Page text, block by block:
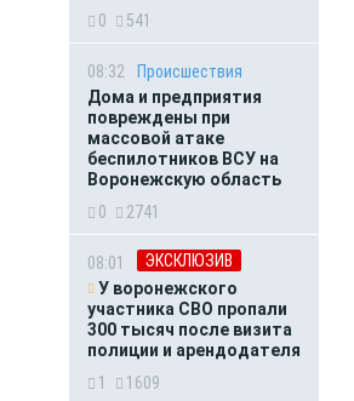
0
541
08:32
Происшествия
Дома и предприятия
повреждены при
массовой атаке
беспилотников ВСУ на
Воронежскую область
0
2741
08:01
ЭКСКЛЮЗИВ
У воронежского
участника СВО пропали
300 тысяч после визита
полиции и арендодателя
1
1609